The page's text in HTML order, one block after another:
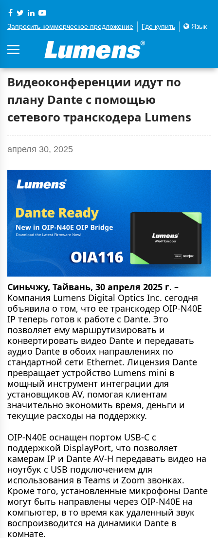
Запросить коммерческое предложение Где купить Язык
Видеоконференции идут по
плану Dante с помощью
сетевого транскодера Lumens
апреля 30, 2025
Синьчжу, Тайвань, 30 апреля 2025 г. –
Компания Lumens Digital Optics Inc. сегодня
объявила о том, что ее транскодер OIP-N40E
IP теперь готов к работе с Dante. Это
позволяет ему маршрутизировать и
конвертировать видео Dante и передавать
аудио Dante в обоих направлениях по
стандартной сети Ethernet. Лицензия Dante
превращает устройство Lumens mini в
мощный инструмент интеграции для
установщиков AV, помогая клиентам
значительно экономить время, деньги и
текущие расходы на поддержку.
OIP-N40E оснащен портом USB-C с
поддержкой DisplayPort, что позволяет
камерам IP и Dante AV-H передавать видео на
ноутбук с USB подключением для
использования в Teams и Zoom звонках.
Кроме того, установленные микрофоны Dante
могут быть направлены через OIP-N40E на
компьютер, в то время как удаленный звук
воспроизводится на динамики Dante в
комнате.